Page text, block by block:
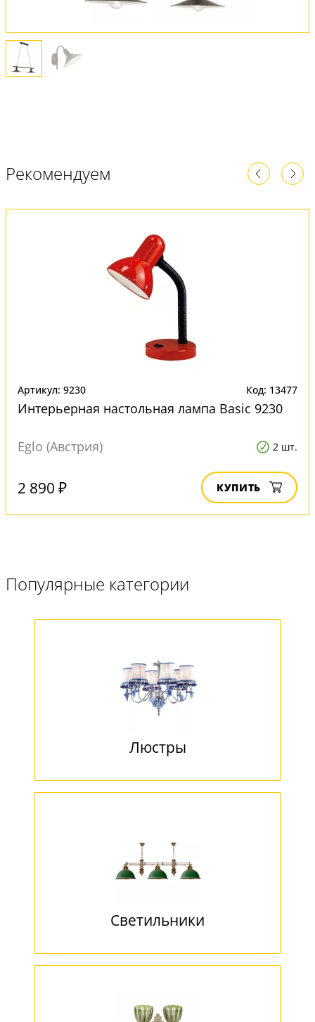
Рекомендуем
Артикул: 9230 Код: 13477
Интерьерная настольная лампа Basic 9230
Eglo (Австрия) 2 шт.
2 890 ₽ КУПИТЬ
Популярные категории
Люстры
Светильники